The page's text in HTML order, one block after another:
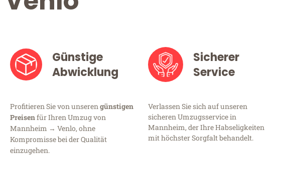
Günstige
Abwicklung
Profitieren Sie von unserengünstigen
Preisenfür Ihren Umzug von
Mannheim → Venlo, ohne
Kompromisse bei der Qualität
einzugehen.
Sicherer
Service
Verlassen Sie sich auf unseren
sicheren Umzugsservice in
Mannheim, der Ihre Habseligkeiten
mit höchster Sorgfalt behandelt.